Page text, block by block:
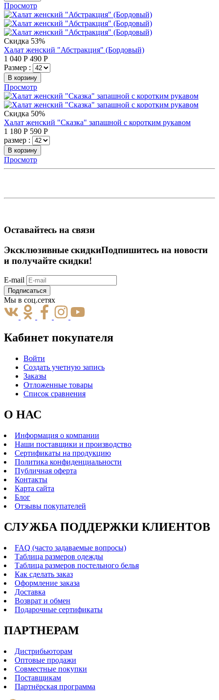
Просмотр
Скидка 53%
Халат женский "Абстракция" (Бордовый)
1 040 Р 490 Р
Размер :
В корзину
Просмотр
Скидка 50%
Халат женский "Сказка" запашной с коротким рукавом
1 180 Р 590 Р
размер :
В корзину
Просмотр
Оставайтесь на связи
Эксклюзивные скидкиПодпишитесь на новости
и получайте скидки!
E-mail
Подписаться
Мы в соц.сетях
Кабинет покупателя
Войти
Создать учетную запись
Заказы
Отложенные товары
Список сравнения
О НАС
Информация о компании
Наши поставщики и производство
Сертификаты на продукцию
Политика конфиденциальности
Публичная оферта
Контакты
Карта сайта
Блог
Отзывы покупателей
СЛУЖБА ПОДДЕРЖКИ КЛИЕНТОВ
FAQ (часто задаваемые вопросы)
Таблица размеров одежды
Таблица размеров постельного белья
Как сделать заказ
Оформление заказа
Доставка
Возврат и обмен
Подарочные сертификаты
ПАРТНЕРАМ
Дистрибьюторам
Оптовые продажи
Совместные покупки
Поставщикам
Партнёрская программа